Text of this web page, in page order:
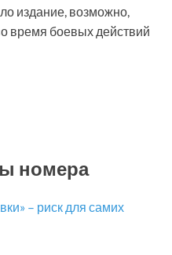
издание, возможно,
время боевых действий
номера
– риск для самих